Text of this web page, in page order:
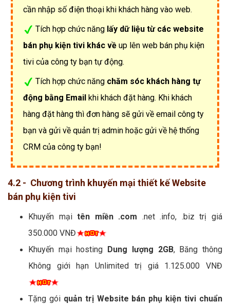
cần nhập số điện thoại khi khách hàng vào web.
Tích hợp chức năng lấy dữ liệu từ các website
bán phụ kiện tivi khác về up lên web bán phụ kiện
tivi của công ty bạn tự động.
Tích hợp chức năng chăm sóc khách hàng tự
động bằng Email khi khách đặt hàng. Khi khách
hàng đặt hàng thì đơn hàng sẽ gửi về email công ty
bạn và gửi về quản trị admin hoặc gửi về hệ thống
CRM của công ty bạn!
4.2 - Chương trình khuyến mại thiết kế Website
bán phụ kiện tivi
Khuyến mạitên miền .com .net .info, .biz trị giá
350.000 VNĐ
Khuyến mại hosting Dung lượng 2GB, Băng thông
Không giới hạn Unlimited trị giá 1.125.000 VNĐ
Tặng gói quản trị Website bán phụ kiện tivi chuẩn